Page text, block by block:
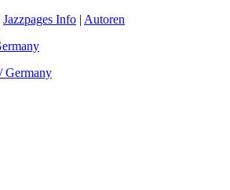
Jazzpages Info | Autoren